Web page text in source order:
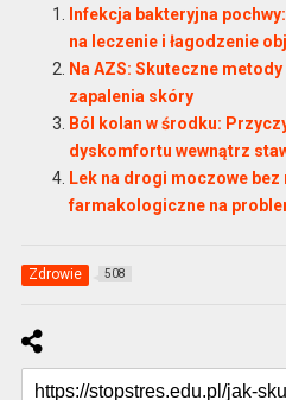
Infekcja bakteryjna
na leczenie i łagodzenie
Na AZS: Skuteczne
zapalenia skóry
Ból kolan w środku:
dyskomfortu wewnątrz
Lek na drogi moczowe bez
farmakologiczne na
Zdrowie 508